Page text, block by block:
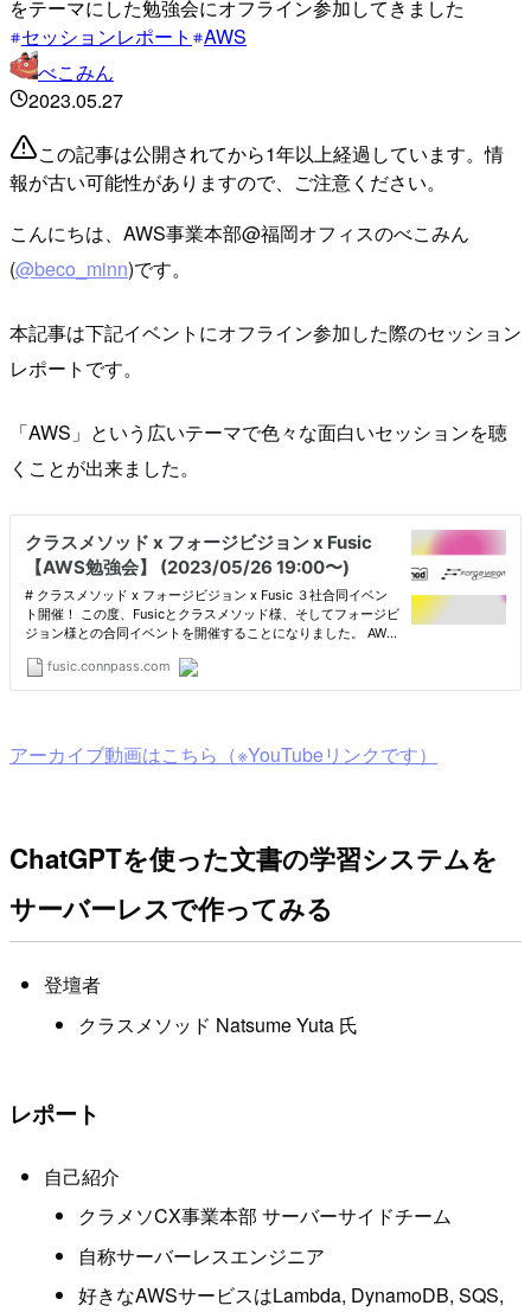
をテーマにした勉強会にオフライン参加してきました
セッションレポート
AWS
べこみん
2023.05.27
この記事は公開されてから1年以上経過しています。情
報が古い可能性がありますので、ご注意ください。
こんにちは、AWS事業本部@福岡オフィスのべこみん
(@beco_minn)です。
本記事は下記イベントにオフライン参加した際のセッション
レポートです。
「AWS」という広いテーマで色々な面白いセッションを聴
くことが出来ました。
アーカイブ動画はこちら（※YouTubeリンクです）
ChatGPTを使った文書の学習システムを
サーバーレスで作ってみる
登壇者
クラスメソッド Natsume Yuta 氏
レポート
自己紹介
クラメソCX事業本部 サーバーサイドチーム
自称サーバーレスエンジニア
好きなAWSサービスはLambda, DynamoDB, SQS,